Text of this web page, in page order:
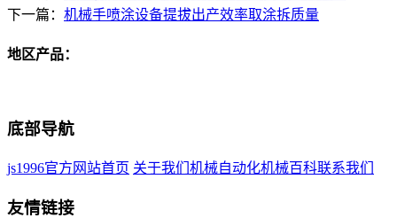
下一篇： 机械手喷涂设备提拔出产效率取涂拆质量
地区产品：
底部导航
js1996官方网站首页 关于我们 机械自动化机械百科联系我们
友情链接